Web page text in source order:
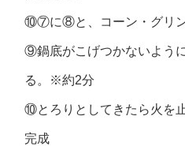
⑩⑦に⑧と、コーン・グリン
⑨鍋底がこげつかないよう
る。※約2分
⑩とろりとしてきたら火を止
完成